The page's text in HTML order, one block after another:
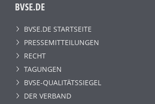
BVSE.DE
BVSE.DE STARTSEITE
PRESSEMITTEILUNGEN
RECHT
TAGUNGEN
BVSE-QUALITÄTSSIEGEL
DER VERBAND